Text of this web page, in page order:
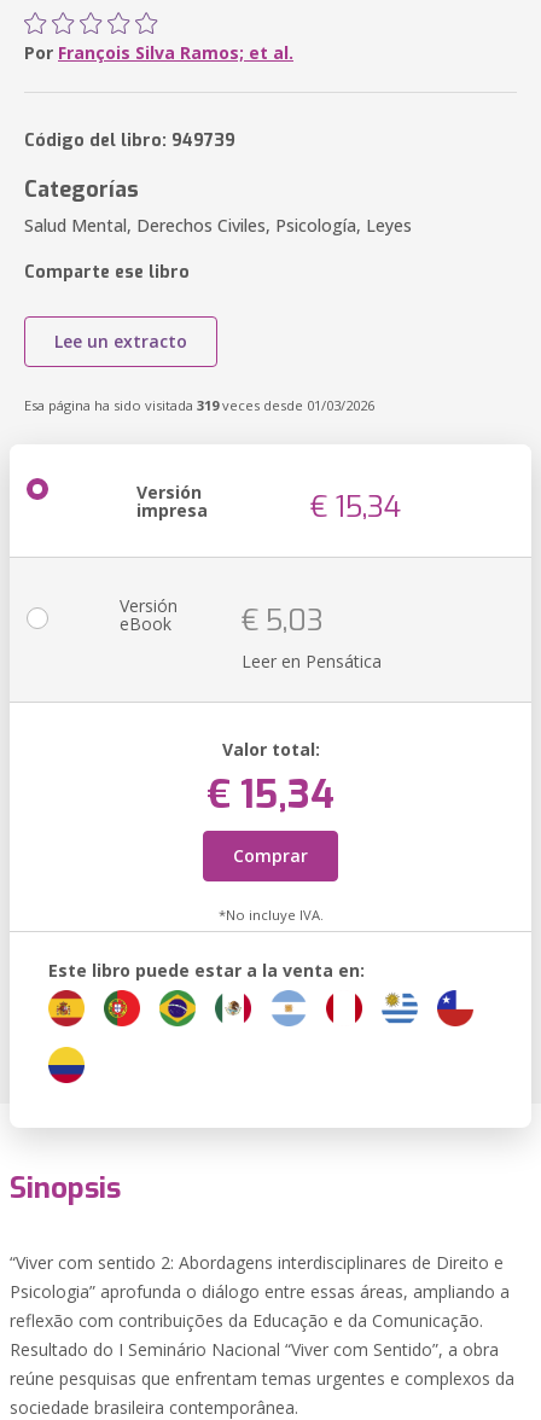
Por François Silva Ramos; et al.
Código del libro: 949739
Categorías
Salud Mental, Derechos Civiles, Psicología, Leyes
Comparte ese libro
Lee un extracto
Esa página ha sido visitada 319veces desde 01/03/2026
Versión
impresa € 15,34
Versión
eBook € 5,03
Leer en Pensática
Valor total:
€ 15,34
Comprar
*No incluye IVA.
Este libro puede estar a la venta en:
Sinopsis
“Viver com sentido 2: Abordagens interdisciplinares de Direito e
Psicologia” aprofunda o diálogo entre essas áreas, ampliando a
reflexão com contribuições da Educação e da Comunicação.
Resultado do I Seminário Nacional “Viver com Sentido”, a obra
reúne pesquisas que enfrentam temas urgentes e complexos da
sociedade brasileira contemporânea.